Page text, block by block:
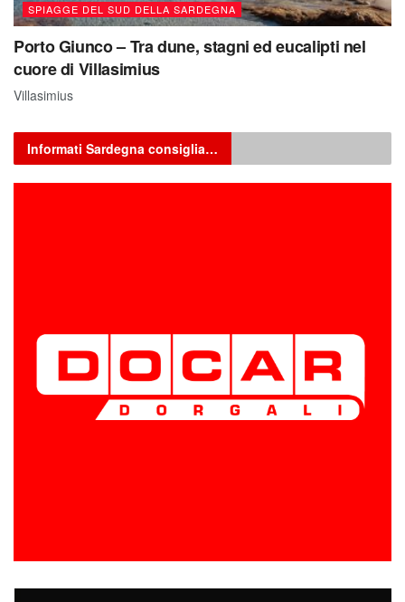
SPIAGGE DEL SUD DELLA SARDEGNA
Porto Giunco – Tra dune, stagni ed eucalipti nel
cuore di Villasimius
Villasimius
Informati Sardegna consiglia…